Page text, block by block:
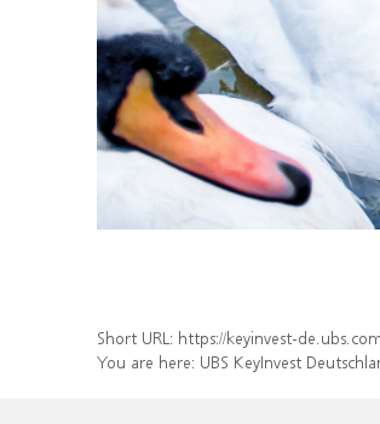
Short URL: https://keyinvest-
You are here: UBS KeyInvest